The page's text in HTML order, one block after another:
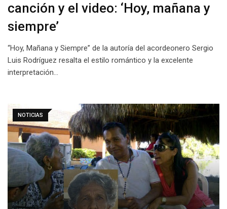
canción y el video: ‘Hoy, mañana y
siempre’
“Hoy, Mañana y Siempre” de la autoría del acordeonero Sergio
Luis Rodríguez resalta el estilo romántico y la excelente
interpretación…
NOTICIAS